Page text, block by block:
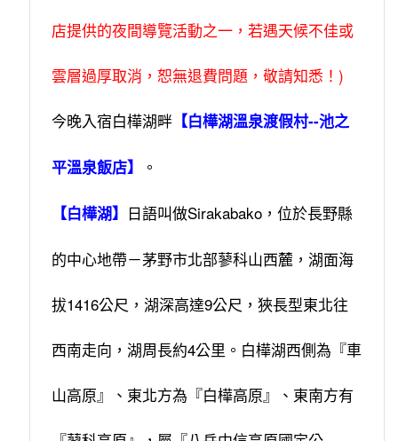
店提供的夜間導覽活動之一，若遇天候不佳或
雲層過厚取消，恕無退費問題，敬請知悉！)
今晚入宿白樺湖畔 【白樺湖溫泉渡假村--池之
平溫泉飯店】 。
【白樺湖】 日語叫做Sirakabako，位於長野縣
的中心地帶－茅野市北部蓼科山西麓，湖面海
拔1416公尺，湖深高達9公尺，狹長型東北往
西南走向，湖周長約4公里。白樺湖西側為『車
山高原』、東北方為『白樺高原』、東南方有